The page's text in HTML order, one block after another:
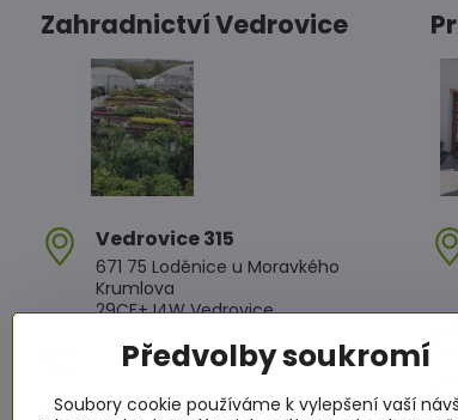
Zahradnictví Vedrovice
Vedrovice 315
671 75 Loděnice u Moravkého
Krumlova
29CF+J4W Vedrovice
+420 607 042 662
Otevírací doba
Předvolby soukromí
Soubory cookie používáme k vylepšení vaší